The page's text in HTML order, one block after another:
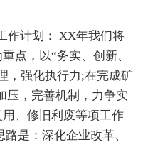
计划： XX年我们将
点，以“务实、创新、
，强化执行力;在完成矿
压，完善机制，力争实
、修旧利废等项工作
是：深化企业改革、